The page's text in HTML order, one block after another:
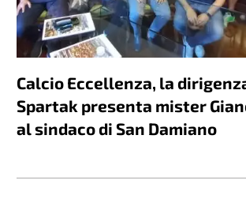
Calcio Eccellenza, la
Spartak presenta mister
al sindaco di San Damiano